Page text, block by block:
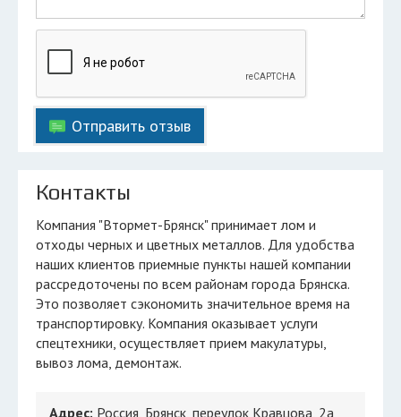
Отправить отзыв
Контакты
Компания "Втормет-Брянск" принимает лом и
отходы черных и цветных металлов. Для удобства
наших клиентов приемные пункты нашей компании
рассредоточены по всем районам города Брянска.
Это позволяет сэкономить значительное время на
транспортировку. Компания оказывает услуги
спецтехники, осуществляет прием макулатуры,
вывоз лома, демонтаж.
Адрес: Россия, Брянск, переулок Кравцова, 2а